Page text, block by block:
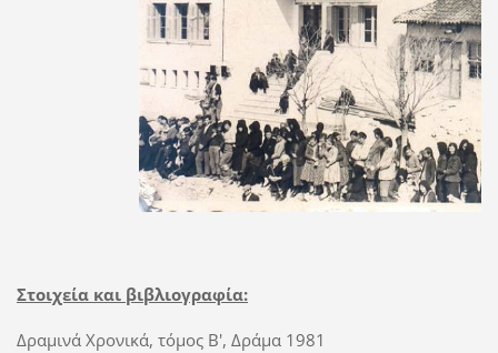
Στοιχεία και βιβλιογραφία:
Δραμινά Χρονικά, τόμος Β', Δράμα 1981